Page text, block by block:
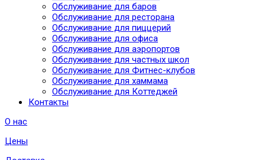
Обслуживание для баров
Обслуживание для ресторана
Обслуживание для пиццерий
Обслуживание для офиса
Обслуживание для аэропортов
Обслуживание для частных школ
Обслуживание для Фитнес-клубов
Обслуживание для хаммама
Обслуживание для Коттеджей
Контакты
О нас
Цены